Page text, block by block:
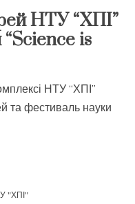
НТУ “ХПІ”
is
НТУ “ХПІ”
та фестиваль науки
"ХПІ"